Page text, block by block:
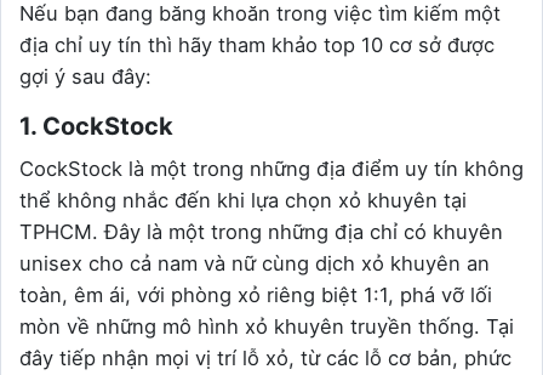
Nếu bạn đang băng khoăn trong việc tìm kiếm một
địa chỉ uy tín thì hãy tham khảo top 10 cơ sở được
gợi ý sau đây:
1. CockStock
CockStock là một trong những địa điểm uy tín không
thể không nhắc đến khi lựa chọn xỏ khuyên tại
TPHCM. Đây là một trong những địa chỉ có khuyên
unisex cho cả nam và nữ cùng dịch xỏ khuyên an
toàn, êm ái, với phòng xỏ riêng biệt 1:1, phá vỡ lối
mòn về những mô hình xỏ khuyên truyền thống. Tại
đây tiếp nhận mọi vị trí lỗ xỏ, từ các lỗ cơ bản, phức